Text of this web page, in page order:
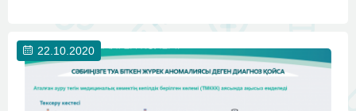
22.10.2020